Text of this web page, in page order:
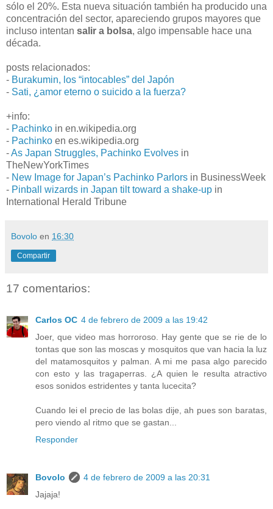
sólo el 20%. Esta nueva situación también ha producido una
concentración del sector, apareciendo grupos mayores que
incluso intentan salir a bolsa, algo impensable hace una
década.
posts relacionados:
- Burakumin, los “intocables” del Japón
- Sati, ¿amor eterno o suicido a la fuerza?
+info:
- Pachinko in en.wikipedia.org
- Pachinko en es.wikipedia.org
-As Japan Struggles, Pachinko Evolves in
TheNewYorkTimes
- New Image for Japan’s Pachinko Parlors in BusinessWeek
- Pinball wizards in Japan tilt toward a shake-up in
International Herald Tribune
Bovolo en 16:30
Compartir
17 comentarios:
Carlos OC 4 de febrero de 2009 a las 19:42
Joer, que video mas horroroso. Hay gente que se rie de lo
tontas que son las moscas y mosquitos que van hacia la luz
del matamosquitos y palman. A mi me pasa algo parecido
con esto y las tragaperras. ¿A quien le resulta atractivo
esos sonidos estridentes y tanta lucecita?
Cuando lei el precio de las bolas dije, ah pues son baratas,
pero viendo al ritmo que se gastan...
Responder
Bovolo
4 de febrero de 2009 a las 20:31
Jajaja!